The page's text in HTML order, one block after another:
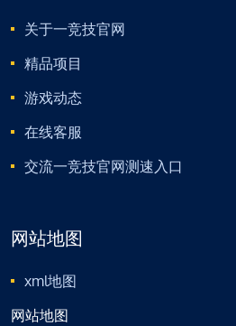
关于一竞技官网
精品项目
游戏动态
在线客服
交流一竞技官网测速入口
网站地图
xml地图
网站地图